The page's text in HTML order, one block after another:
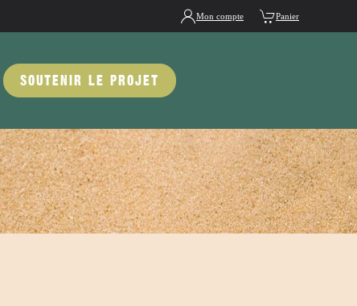
Mon compte Panier
SOUTENIR LE PROJET